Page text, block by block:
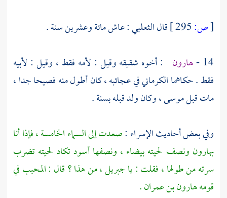
[ص: قالالثعلبي: عاش مائة وعشرين سنة .
14 - هارون : أخوه شقيقه وقيل : لأمه فقط ، وقيل : لأبيه
فقط . حكاهماالكرمانيفي عجائبه ، كان أطول منه فصيحا جدا ،
مات قبلموسى ،وكان ولد قبله بسنة .
وفي بعض أحاديث الإسراء :صعدت إلى السماء الخامسة ، فإذا أنا
بهارون ونصف لحيته بيضاء ، ونصفها أسود تكاد لحيته تضرب
سرته من طولها ، فقلت : ياجبريل ،من هذا ؟ قال : المحبب في
قومههارون بن عمران.